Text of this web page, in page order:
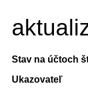
Stav na účtoch
Ukazovateľ